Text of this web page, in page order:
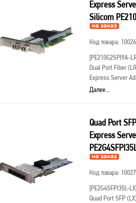
Express
Silicom
Код товара:
[PE210G2SPI9A-
Dual Port Fiber
Express Server
82599ES, Low-
Далее...
Quad Port
Express
Код товара:
[PE2G4SFPI35L-
Quad Port SFP